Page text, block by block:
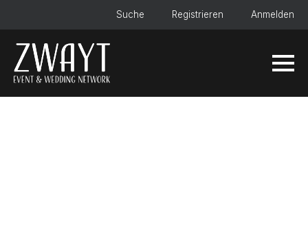
Suche Registrieren Anmelden